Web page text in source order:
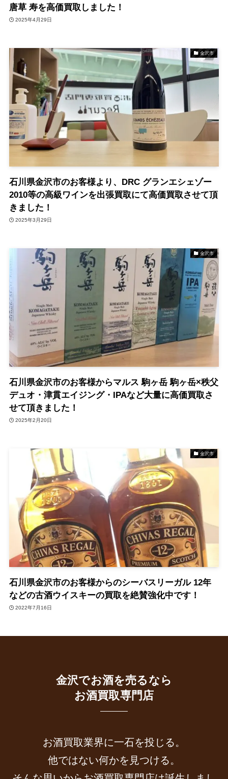
唐草 寿を高価買取しました！
2025年4月29日
金沢市
石川県金沢市のお客様より、DRC グランエシェゾー
2010等の高級ワインを出張買取にて高価買取させて頂
きました！
2025年3月29日
金沢市
石川県金沢市のお客様からマルス 駒ヶ岳 駒ヶ岳×秩父
デュオ・津貫エイジング・IPAなど大量に高価買取さ
せて頂きました！
2025年2月20日
金沢市
石川県金沢市のお客様からのシーバスリーガル 12年
などの古酒ウイスキーの買取を絶賛強化中です！
2022年7月16日
金沢でお酒を売るなら
お酒買取専門店
お酒買取業界に一石を投じる。
他ではない何かを見つける。